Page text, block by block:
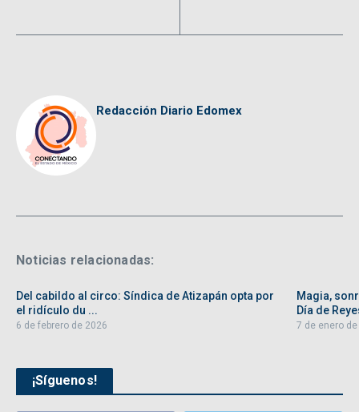
Redacción Diario Edomex
Noticias relacionadas:
Del cabildo al circo: Síndica de Atizapán opta por
el ridículo du ...
6 de febrero de 2026
Magia,
Día de
7 de enero
¡Síguenos!